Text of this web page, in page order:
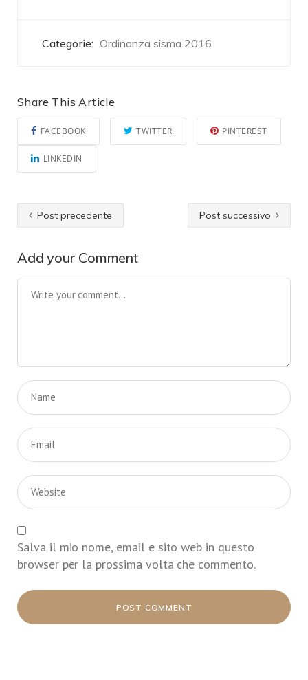
Categorie: Ordinanza sisma 2016
Share This Article
FACEBOOK TWITTER PINTEREST
LINKEDIN
Post precedente Post successivo
Add your Comment
Salva il mio nome, email e sito web in questo
browser per la prossima volta che commento.